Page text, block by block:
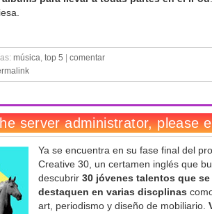
música, top 5
comentar
Ya se encuentra en su fase final del
Creative 30, un certamen inglés que
descubrir 30 jóvenes talentos que se
destaquen en varias discplinas
art, periodismo y diseño de mobiliario.